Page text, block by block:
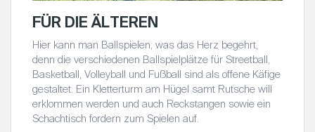
FÜR DIE ÄLTEREN
Hier kann man Ballspielen, was das Herz begehrt,
denn die verschiedenen Ballspielplätze für Streetball,
Basketball, Volleyball und Fußball sind als offene Käfige
gestaltet. Ein Kletterturm am Hügel samt Rutsche will
erklommen werden und auch Reckstangen sowie ein
Schachtisch fordern zum Spielen auf.